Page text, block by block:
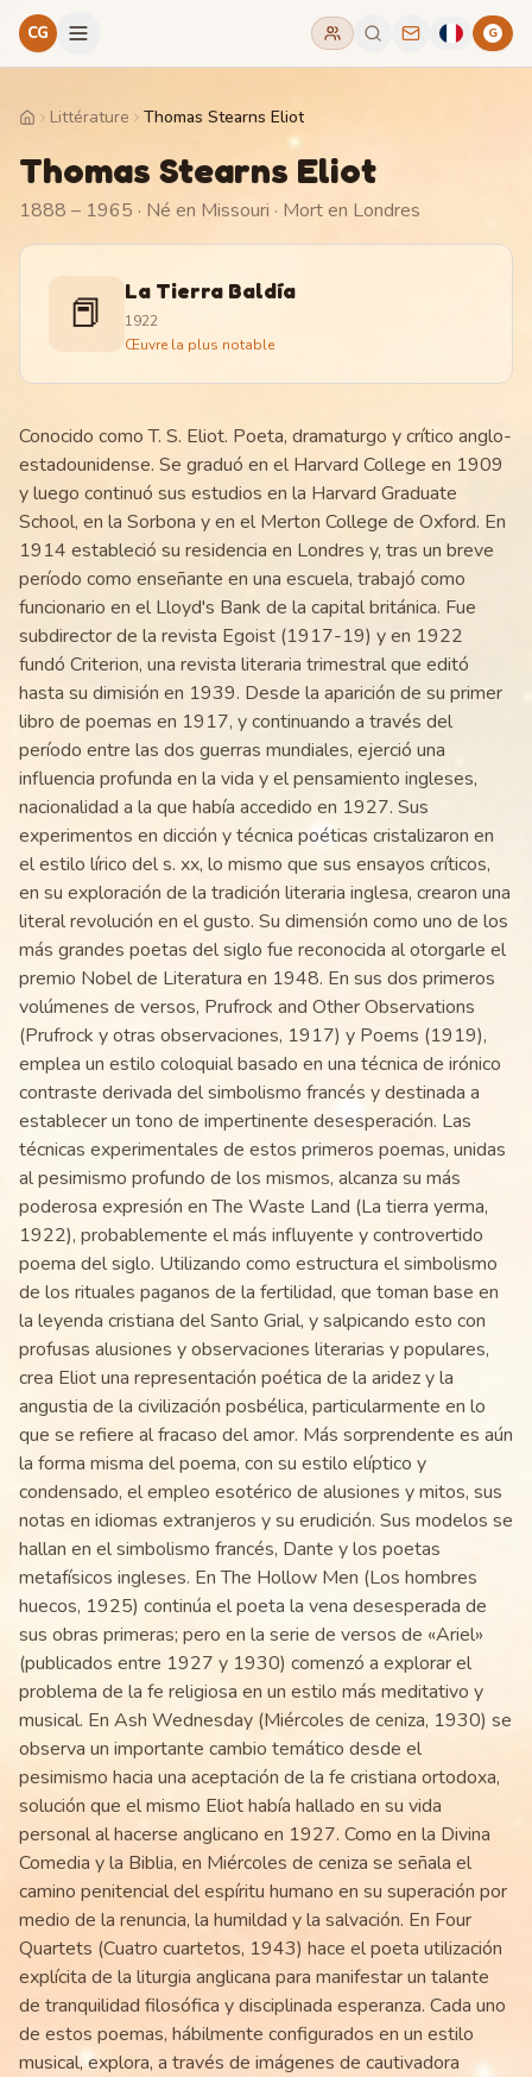
CG G
HomeLittérature Thomas Stearns Eliot
Thomas Stearns Eliot
1888 – 1965 · Né en Missouri · Mort en Londres
📕 La Tierra Baldía
1922
Œuvre la plus notable
Conocido como T. S. Eliot. Poeta, dramaturgo y crítico anglo-
estadounidense. Se graduó en el Harvard College en 1909
y luego continuó sus estudios en la Harvard Graduate
School, en la Sorbona y en el Merton College de Oxford. En
1914 estableció su residencia en Londres y, tras un breve
período como enseñante en una escuela, trabajó como
funcionario en el Lloyd's Bank de la capital británica. Fue
subdirector de la revista Egoist (1917-19) y en 1922
fundó Criterion, una revista literaria trimestral que editó
hasta su dimisión en 1939. Desde la aparición de su primer
libro de poemas en 1917, y continuando a través del
período entre las dos guerras mundiales, ejerció una
influencia profunda en la vida y el pensamiento ingleses,
nacionalidad a la que había accedido en 1927. Sus
experimentos en dicción y técnica poéticas cristalizaron en
el estilo lírico del s. xx, lo mismo que sus ensayos críticos,
en su exploración de la tradición literaria inglesa, crearon una
literal revolución en el gusto. Su dimensión como uno de los
más grandes poetas del siglo fue reconocida al otorgarle el
premio Nobel de Literatura en 1948. En sus dos primeros
volúmenes de versos, Prufrock and Other Observations
(Prufrock y otras observaciones, 1917) y Poems (1919),
emplea un estilo coloquial basado en una técnica de irónico
contraste derivada del simbolismo francés y destinada a
establecer un tono de impertinente desesperación. Las
técnicas experimentales de estos primeros poemas, unidas
al pesimismo profundo de los mismos, alcanza su más
poderosa expresión en The Waste Land (La tierra yerma,
1922), probablemente el más influyente y controvertido
poema del siglo. Utilizando como estructura el simbolismo
de los rituales paganos de la fertilidad, que toman base en
la leyenda cristiana del Santo Grial, y salpicando esto con
profusas alusiones y observaciones literarias y populares,
crea Eliot una representación poética de la aridez y la
angustia de la civilización posbélica, particularmente en lo
que se refiere al fracaso del amor. Más sorprendente es aún
la forma misma del poema, con su estilo elíptico y
condensado, el empleo esotérico de alusiones y mitos, sus
notas en idiomas extranjeros y su erudición. Sus modelos se
hallan en el simbolismo francés, Dante y los poetas
metafísicos ingleses. En The Hollow Men (Los hombres
huecos, 1925) continúa el poeta la vena desesperada de
sus obras primeras; pero en la serie de versos de «Ariel»
(publicados entre 1927 y 1930) comenzó a explorar el
problema de la fe religiosa en un estilo más meditativo y
musical. En Ash Wednesday (Miércoles de ceniza, 1930) se
observa un importante cambio temático desde el
pesimismo hacia una aceptación de la fe cristiana ortodoxa,
solución que el mismo Eliot había hallado en su vida
personal al hacerse anglicano en 1927. Como en la Divina
Comedia y la Biblia, en Miércoles de ceniza se señala el
camino penitencial del espíritu humano en su superación por
medio de la renuncia, la humildad y la salvación. En Four
Quartets (Cuatro cuartetos, 1943) hace el poeta utilización
explícita de la liturgia anglicana para manifestar un talante
de tranquilidad filosófica y disciplinada esperanza. Cada uno
de estos poemas, hábilmente configurados en un estilo
musical, explora, a través de imágenes de cautivadora